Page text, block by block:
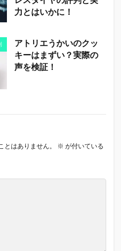
力とはいかに！
アトリエうかいのクッ
キーはまずい？実際の
声を検証！
とはありません。 ※ が付いている